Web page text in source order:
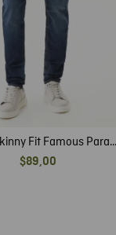
Fit Famous Para
Hombre
$89,00